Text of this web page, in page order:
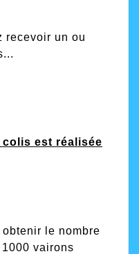
recevoir un ou
est réalisée
le nombre
vairons